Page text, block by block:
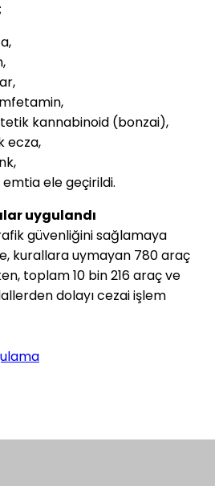
,
,
,
,
kannabinoid (bonzai),
ecza,
,
emtiaele geçirildi.
uygulandı
güvenliğini sağlamaya
kurallara uymayan 780 araç
, toplam10 bin 216 araç ve
dolayı cezai işlem